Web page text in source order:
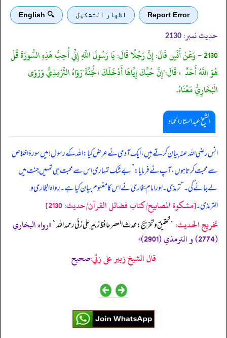
Report Error اظهار التشكيل 🔍 English
حدیث نمبر: 2130
2130 - وَعَنْ أَنَسٍ قَالَ: إِنَّ رَجُلًا قَالَ: يَا رَسُولَ اللَّهِ إِنِّي أُحِبُّ هَذِهِ السُّورَةَ قُلْ
هُوَ اللَّهُ أَحَدٌ ، قَالَ:"إِنَّ حُبَّكَ إِيَّاهَا أَدْخَلَكَ الْجَنَّةَ"رَوَاهُ التِّرْمِذِيُّ وَرَوَى
الْبُخَارِيُّ مَعْنَاهُ.
الشیخ عبدالستار الحماد
انس رضی اللہ عنہ بیان کرتے ہیں، ایک آدمی نے عرض کیا: اللہ کے رسول! میں سورۂ اخلاص
سے محبت کرتا ہوں، آپ نے فرمایا:”بے شک تمہاری اس سے محبت ہی تمہیں جنت میں
لے جائے گی۔“ترمذی۔ اور امام بخاری نے اس کا مفہوم بیان کیا ہے۔ رواہ البخاری و
الترمذی۔[مشكوة المصابيح/كتاب فضائل القرآن/حدیث: 2130]
تخریج الحدیث: ´تحقيق و تخريج: محدث العصر حافظ زبير على زئي رحمه الله`«رواه البخاري
(2774) و الترمذي (2901)»
قال الشيخ زبير على زئي:صحيح